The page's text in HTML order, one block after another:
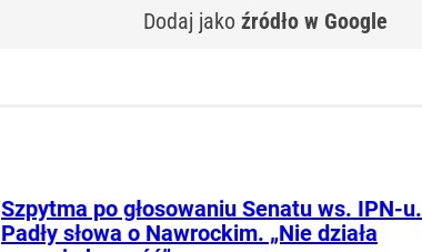
Dodaj jako źródło w Google
Szpytma po głosowaniu Senatu ws. IPN-u.
Padły słowa o Nawrockim. „Nie działa